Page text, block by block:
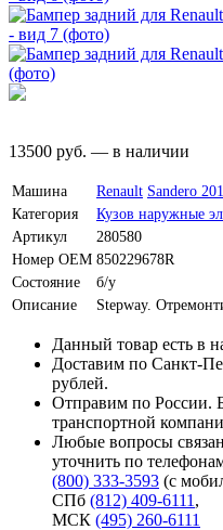
13500 руб. — в наличии
Машина Renault Sandero
Категория
Кузов наружные
Артикул
280580
Номер OEM 850229678R
Состояние
б/у
Описание
Stepway.
Данный товар есть в
Доставим по Санкт-
рублей.
Отправим по России.
транспортной
Любые вопросы
уточнить по
(800) 333-3593 (с
СПб (812) 409-6111 ,
МСК (495) 260-6111